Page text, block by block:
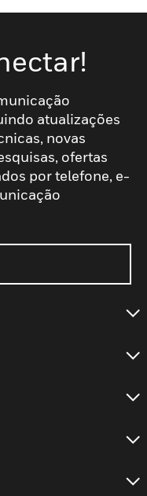
atualizações
novas
ofertas
por telefone, e-